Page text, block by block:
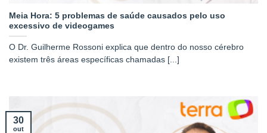
Meia Hora: 5 problemas de saúde causados pelo uso
excessivo de videogames
O Dr. Guilherme Rossoni explica que dentro do nosso cérebro
existem três áreas específicas chamadas [...]
30
out